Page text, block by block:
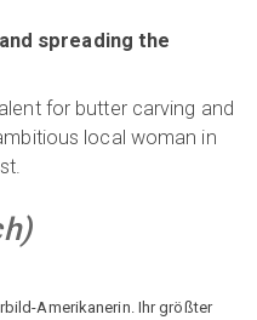
spreading the
for butter carving and
local woman in
)
Amerikanerin. Ihr größter